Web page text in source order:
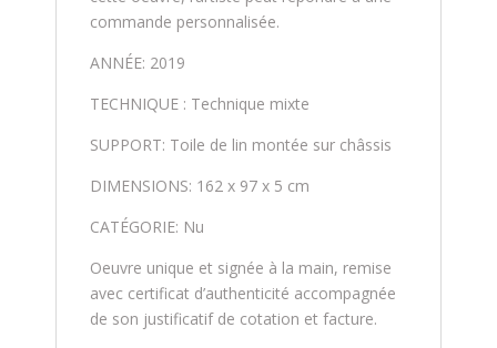
commande personnalisée.
ANNÉE: 2019
TECHNIQUE : Technique mixte
SUPPORT: Toile de lin montée sur châssis
DIMENSIONS: 162 x 97 x 5 cm
CATÉGORIE: Nu
Oeuvre unique et signée à la main, remise
avec certificat d’authenticité accompagnée
de son justificatif de cotation et facture.